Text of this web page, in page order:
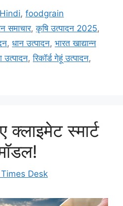
,foodgrain
समाचार,कृषि उत्पादन 2025,
, धान उत्पादन, भारत खाद्यान्न
उत्पादन,रिकॉर्ड गेहूं उत्पादन,
क्लाइमेट स्मार्ट
Desk